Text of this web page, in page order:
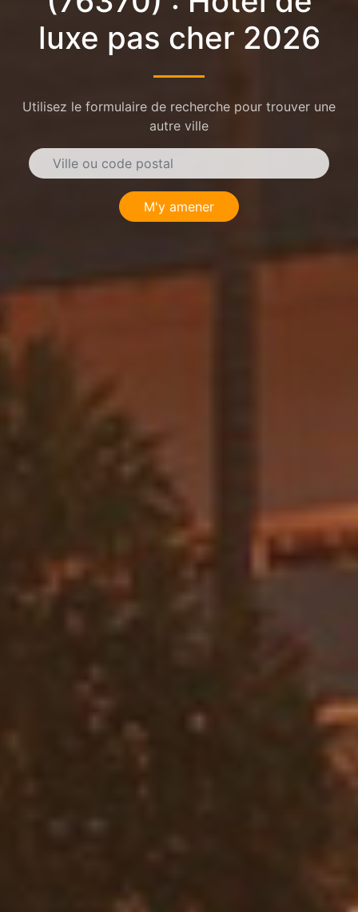
luxe pas cher 2026
Utilisez le formulaire de recherche pour trouver une
autre ville
M'y amener